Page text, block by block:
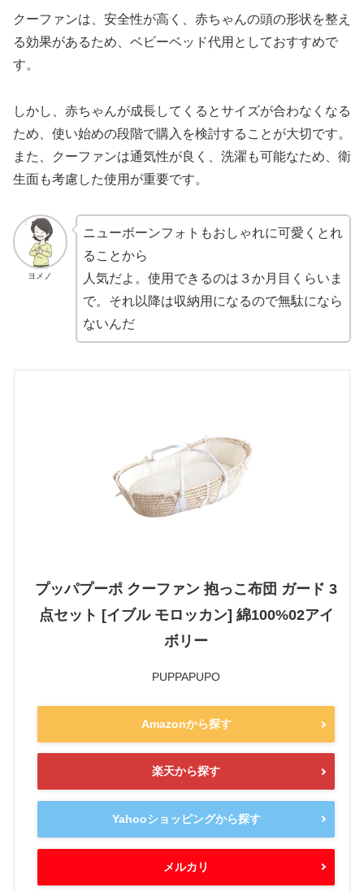
クーファンは、安全性が高く、赤ちゃんの頭の形状を整え
る効果があるため、ベビーベッド代用としておすすめで
す。
しかし、赤ちゃんが成長してくるとサイズが合わなくなる
ため、使い始めの段階で購入を検討することが大切です。
また、クーファンは通気性が良く、洗濯も可能なため、衛
生面も考慮した使用が重要です。
ヨメノ
ニューボーンフォトもおしゃれに可愛くとれ
ることから
人気だよ。使用できるのは３か月目くらいま
で。それ以降は収納用になるので無駄になら
ないんだ
プッパプーポ クーファン 抱っこ布団 ガード 3
点セット [イブル モロッカン] 綿100%02アイ
ボリー
PUPPAPUPO
Amazonから探す
楽天から探す
Yahooショッピングから探す
メルカリ